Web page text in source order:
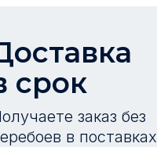
срок
заказ без
в поставках